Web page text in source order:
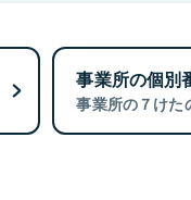
事業所の個別
事業所の７けた